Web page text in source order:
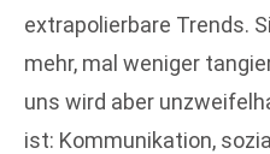
extrapolierbare Trends.
mehr, mal weniger
uns wird aber
ist: Kommunikation,